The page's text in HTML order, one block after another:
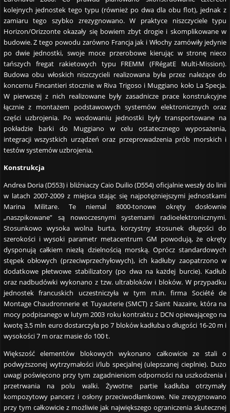
kolejnych jednostek tego typu (również po dwa dla obu flot), jednak z
zamiaru tego szybko zrezygnowano. W praktyce niszczyciele typu
Horizon/Orizzonte okazały się bowiem zbyt drogie i skomplikowane w
budowie. Z tego powodu zarówno Francja jak i Włochy zamówiły jedynie
po dwie jednostki, swoje moce przerobowe kierując w stronę nieco
tańszych fregat rakietowych typu FREMM (FRégatE Multi-Mission).
Budowa obu włoskich niszczycieli realizowana była przez należące do
koncernu Fincantieri stocznie w Riva Trigoso i Muggiano koło La Specja.
W pierwszej z nich realizowane były zasadnicze prace konstrukcyjne
łącznie z montażem podstawowych systemów elektronicznych oraz
części uzbrojenia. Po wodowaniu jednostki były transportowane na
pokładzie barki do Muggiano w celu ostatecznego wyposażenia,
integracji wszystkich urządzeń oraz przeprowadzenia prób morskich i
testów systemów uzbrojenia.
Konstrukcja
Andrea Doria (D553) i bliźniaczy Caio Duilio (D554) oficjalnie weszły do linii
w latach 2007-2009 z miejsca stając się najpotężniejszymi jednostkami
Marina Militare. Te niemal 8000-tonowe okręty dosłownie
„naszpikowane” są nowoczesnymi systemami radioelektronicznymi.
Stosunkowo wysoka wolna burta, korzystny stosunek długości do
szerokości i wysoki parametr metacentrum GM powodują, że okręty
dysponują całkiem niezłą dzielnością morską. Oprócz standardowych
stępek obłowych (przeciwprzechyłowych), ich kadłuby zaopatrzono w
dodatkowe płetwowe stabilizatory (po dwa na każdej burcie). Kadłub
oraz nadbudówki wykonano z tzw. ultrabloków i bloków. W przypadku
jednostek francuskich uczestniczyła w tym m.in. firma Société de
Montage Chaudronnerie et Tuyauterie (SMCT) z Saint Nazaire, która na
mocy podpisanego w lutym 2003 roku kontraktu z DCN opiewającego na
kwotę 3,5 mln euro dostarczyła po 7 bloków kadłuba o długości 16-20 m i
wysokości 7 m oraz masie do 100 t.
Większość elementów blokowych wykonano całkowicie ze stali o
podwyższonej wytrzymałości i/lub specjalnej (ulepszanej cieplnie). Dużo
uwagi poświęcono przy tym zagadnieniom odporności na uszkodzenia i
przetrwania na polu walki. Żywotne partie kadłuba otrzymały
kompozytowy pancerz i osłony przeciwodłamkowe. Nie zrezygnowano
przy tym całkowicie z możliwie jak największego ograniczenia skutecznej